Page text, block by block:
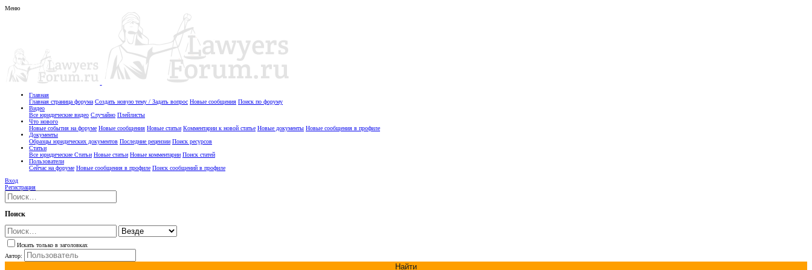
Меню
Главная
Главная страница форума Создать новую тему / Задать вопрос Новые сообщения Поиск по форуму
Видео
Все юридические видео Случайно Плейлисты
Что нового
Новые события на форуме Новые сообщения Новые статьи Комментарии к новой статье Новые документы Новые сообщения в профиле
Документы
Образцы юридических документов Последние рецензии Поиск ресурсов
Статьи
Все юридические Статьи Новые статьи Новые комментарии Поиск статей
Пользователи
Сейчас на форуме Новые сообщения в профиле Поиск сообщений в профиле
Вход
Регистрация
Поиск
Искать только в заголовках
Автор:
Найти